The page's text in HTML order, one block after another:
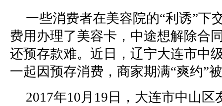
一些消费者在美容院的“利诱”下
费用办理了美容卡，中途想解除合
还预存款难。近日，辽宁大连市中
一起因预存消费，商家期满“爽约”
2017年10月19日，大连市中山区